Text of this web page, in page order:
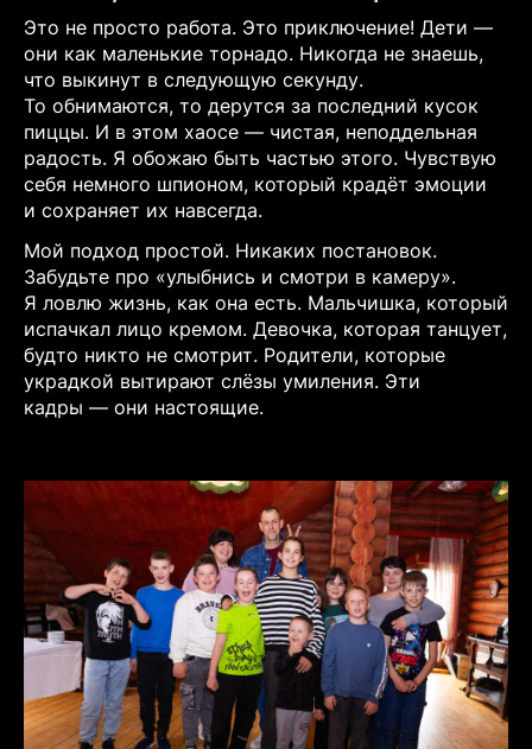
Это не просто работа. Это приключение! Дети —
они как маленькие торнадо. Никогда не знаешь,
что выкинут в следующую секунду.
То обнимаются, то дерутся за последний кусок
пиццы. И в этом хаосе — чистая, неподдельная
радость. Я обожаю быть частью этого. Чувствую
себя немного шпионом, который крадёт эмоции
и сохраняет их навсегда.
Мой подход простой. Никаких постановок.
Забудьте про «улыбнись и смотри в камеру».
Я ловлю жизнь, как она есть. Мальчишка, который
испачкал лицо кремом. Девочка, которая танцует,
будто никто не смотрит. Родители, которые
украдкой вытирают слёзы умиления. Эти
кадры — они настоящие.